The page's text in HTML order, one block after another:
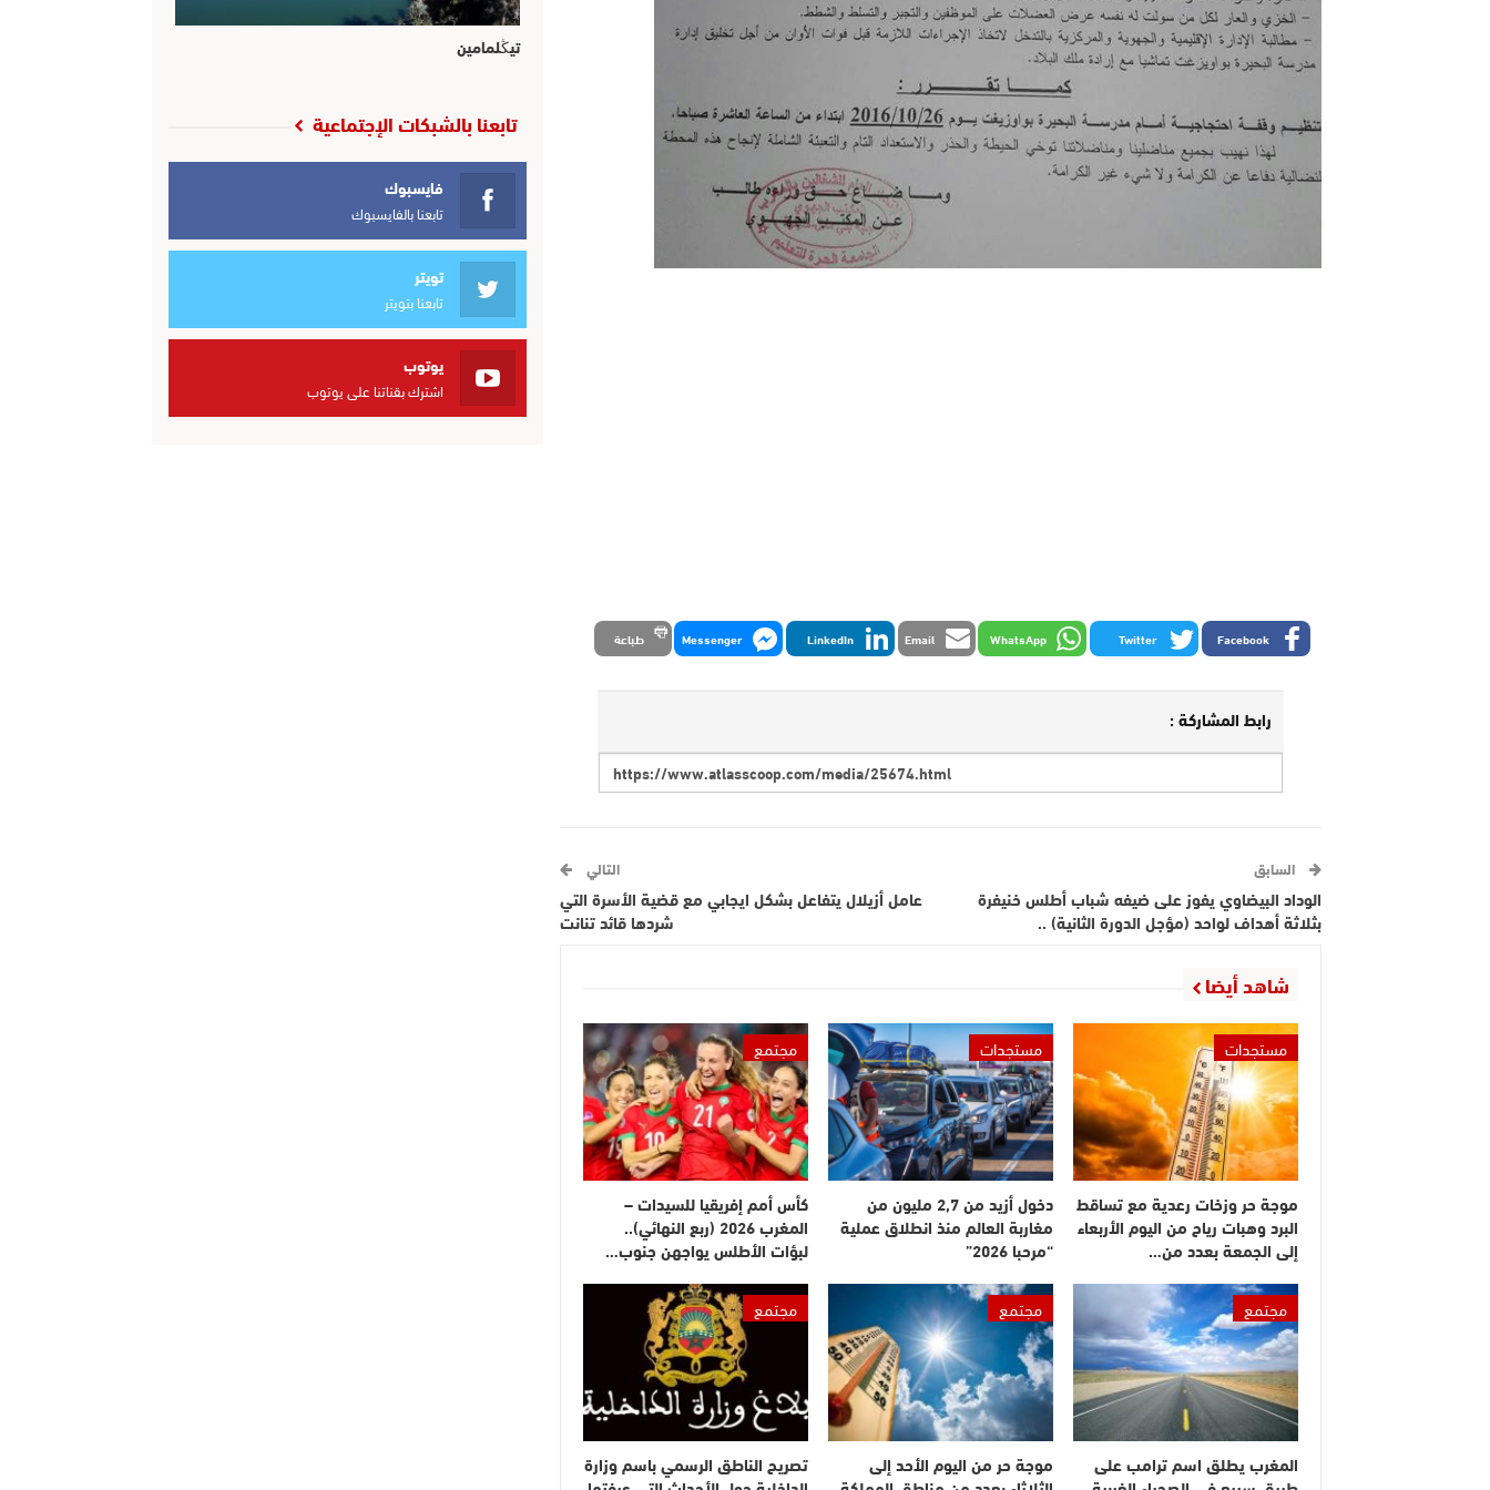
Facebook
Twitter
WhatsApp
Email
LinkedIn
Messenger طباعة
رابط المشاركة :
السابق
الوداد البيضاوي يفوز على ضيفه شباب أطلس خنيفرة
بثلاثة أهداف لواحد (مؤجل الدورة الثانية) ..
التالي
عامل أزيلال يتفاعل بشكل ايجابي مع قضية الأسرة التي
شردها قائد تنانت
شاهد أيضا
مستجدات
موجة حر وزخات رعدية مع تساقط
البرد وهبات رياح من اليوم الأربعاء
إلى الجمعة بعدد من…
مستجدات
دخول أزيد من 2,7 مليون من
مغاربة العالم منذ انطلاق عملية
“مرحبا 2026”
مجتمع
كأس أمم إفريقيا للسيدات –
المغرب 2026 (ربع النهائي)..
لبؤات الأطلس يواجهن جنوب…
مجتمع
المغرب يطلق اسم ترامب على
مجتمع
موجة حر من اليوم الأحد إلى
مجتمع
تصريح الناطق الرسمي باسم وزارة
تيڭلمامين
تابعنا بالشبكات الإجتماعية
فايسبوك
تابعنا بالفايسبوك
تويتر
تابعنا بتويتر
يوتوب
اشترك بقناتنا على يوتوب